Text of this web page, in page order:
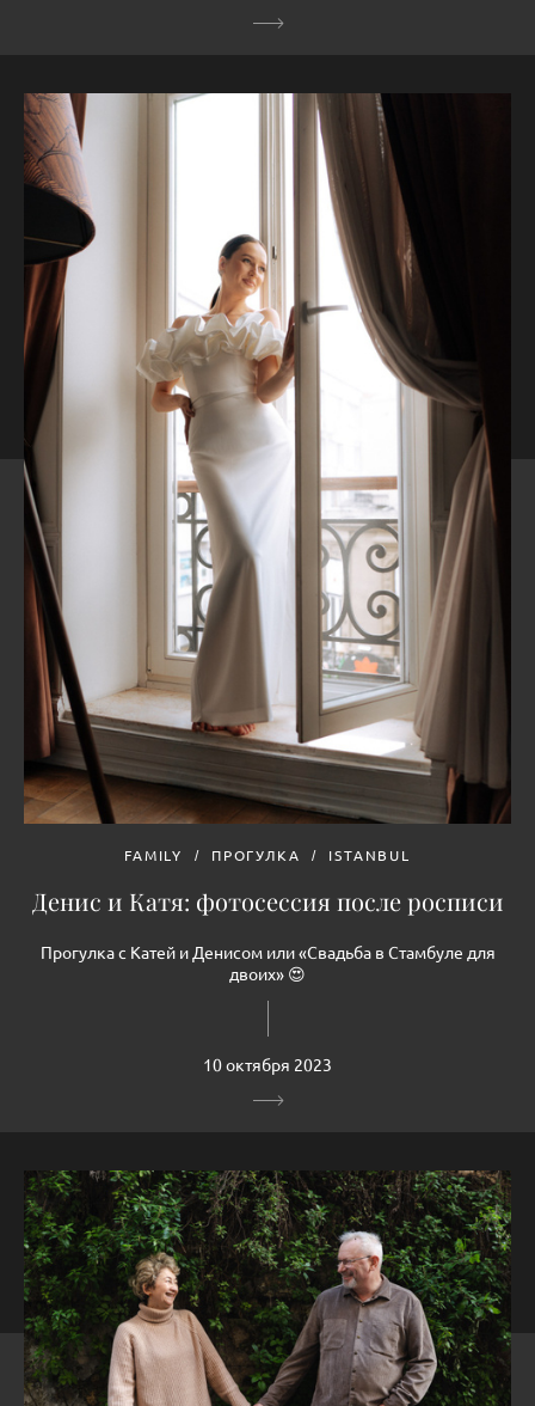
FAMILY ПРОГУЛКА ISTANBUL
Денис и Катя: фотосессия после росписи
Прогулка с Катей и Денисом или «Свадьба в Стамбуле для
двоих» 😍
10 октября 2023